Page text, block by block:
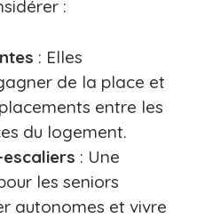
:
: Elles
de la place et
entre les
du logement.
: Une
les seniors
autonomes et vivre